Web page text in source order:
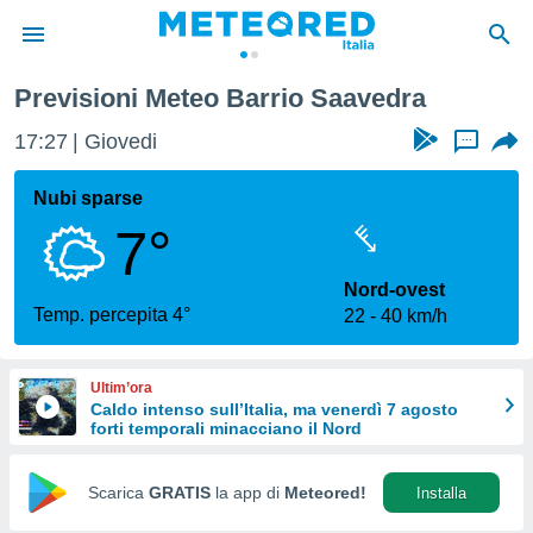
di
per
le
di
Web
Previsioni Meteo Barrio Saavedra
17:27 Giovedi ...
Nubi sparse
7°
Temp. percepita 4°
Nord-ovest
22
40 km/h
Ultim’ora
Caldo intenso sull’Italia, ma venerdì 7 agosto
forti temporali minacciano il Nord
Scarica GRATIS la app di Meteored! Installa